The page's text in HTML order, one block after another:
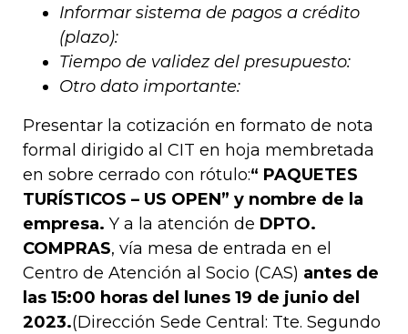
Informar sistema de pagos a crédito
(plazo):
Tiempo de validez del presupuesto:
Otro dato importante:
Presentar la cotización en formato de nota
formal dirigido al CIT en hoja membretada
en sobre cerrado con rótulo:“ PAQUETES
TURÍSTICOS – US OPEN” y nombre de la
empresa. Y a la atención de DPTO.
COMPRAS, vía mesa de entrada en el
Centro de Atención al Socio (CAS) antes de
las 15:00 horas del lunes 19 de junio del
2023.(Dirección Sede Central: Tte. Segundo